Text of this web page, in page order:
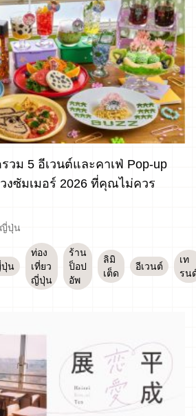
ม 5 อีเวนต์และคาเฟ่ Pop-up
ซัมเมอร์ 2026 ที่คุณไม่ควร
ปุ่น
น
ท่อง
เที่ยว
ญี่ปุ่น
ร้าน
ป็อป
อัพ
ลิมิ
เต็ด
อีเวนต์
เท
รน